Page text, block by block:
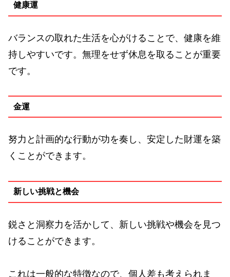
健康運
バランスの取れた生活を心がけることで、健康を維
持しやすいです。無理をせず休息を取ることが重要
です。
金運
努力と計画的な行動が功を奏し、安定した財運を築
くことができます。
新しい挑戦と機会
鋭さと洞察力を活かして、新しい挑戦や機会を見つ
けることができます。
これは一般的な特徴なので、個人差も考えられま